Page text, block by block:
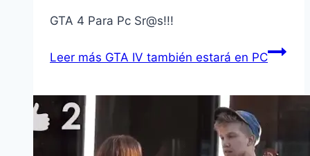
GTA 4 Para Pc Sr@s!!!
Leer más GTA IV también estará en PC